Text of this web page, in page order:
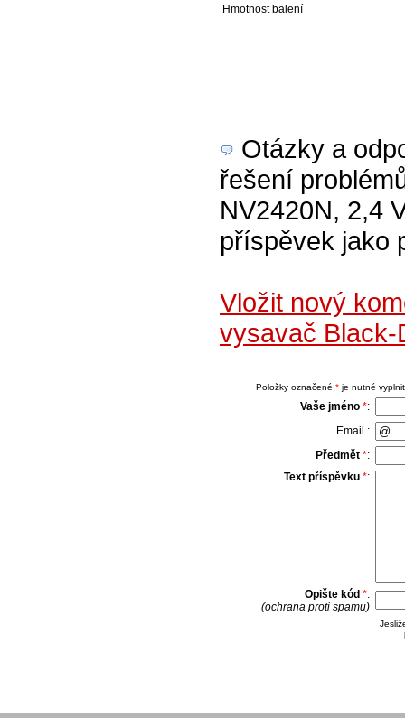
Hmotnost balení
Otázky a
řešení
NV2420N, 2,4
příspěvek jako
Vložit nový
vysavač Black-
Položky označené *je nutné
Vaše jméno *:
Email :
Předmět *:
Text příspěvku *:
Opište kód *:
(ochrana proti spamu)